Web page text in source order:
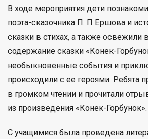
В ходе мероприятия дети
поэта-сказочника П. П Ершова и
сказки в стихах, а также освежили
содержание сказки «Конек-
необыкновенные события и
происходили с ее героями. Ребята
в громком чтении и прочитали
из произведения «Конек-Горбунок».
С учащимися была проведена